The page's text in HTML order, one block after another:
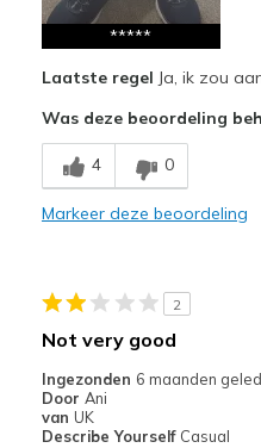
Comfortable
Durable
Stylish
Beste toepassingen
Casual Wear
Travel
Sizing
Feels
View On Shoes
*****
Laatste regel Ja, ik zou
Was deze beoordeling
4 0
Markeer deze beoordeling
2
Not very good
Ingezonden 6 maanden
Door Ani
van UK
Describe Yourself Casual